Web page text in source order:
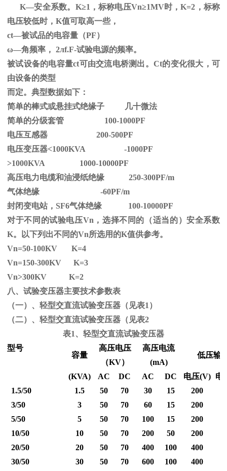
K—安全系数。 K≥1，标称电压Vn≥1MV时，K=2，标称
电压较低时，K值可取高一些，
ct—被试品的电容量（PF）
ω—角频率， 2лf.F-试验电源的频率。
被试设备的电容量ct可由交流电桥测出。Ct的变化很大，可
由设备的类型
而定。典型数据如下：
简单的棒式或悬挂式绝缘子 几十微法
简单的分级套管 100-1000PF
电压互感器 200-500PF
电压变压器<1000KVA -1000PF
>1000KVA 1000-10000PF
高压电力电缆和油浸纸绝缘 250-300PF/m
气体绝缘 -60PF/m
封闭变电站，SF6气体绝缘 100-10000PF
对于不同的试验电压Vn ，选择不同的（适当的）安全系数
K。以下列出不同的Vn所选用的K值供参考。
Vn=50-100KV K=4
Vn=150-300KV K=3
Vn>300KV K=2
八、试验变压器主要技术参数表
（一）、轻型交直流试验变压器（见表1）
（二）、轻型交直流试验变压器（见表2
表1、轻型交直流试验变压器
型号
容量
高压电压
（KV）
高压电流
(mA)
低压输
(KVA) AC DC AC DC 电压(V) 电
1.5/50
1.5 50 70 30 15 200
3/50
3 50 70 60 15 200
5/50
5 50 70 100 15 200
10/50
10 50 70 200 50 200
20/50
20 50 70 400 100 400
30/50
30 50 70 600 100 400